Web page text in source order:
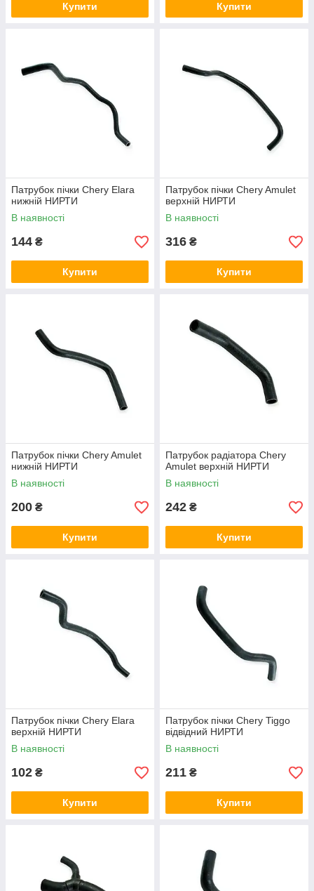
Купити Купити
Патрубок пічки Chery Elara
нижній НИРТИ
В наявності
144 ₴
Купити
Патрубок пічки Chery Amulet
верхній НИРТИ
В наявності
316 ₴
Купити
Патрубок пічки Chery Amulet
нижній НИРТИ
В наявності
200 ₴
Купити
Патрубок радіатора Chery
Amulet верхній НИРТИ
В наявності
242 ₴
Купити
Патрубок пічки Chery Elara
верхній НИРТИ
В наявності
102 ₴
Купити
Патрубок пічки Chery Tiggo
відвідний НИРТИ
В наявності
211 ₴
Купити